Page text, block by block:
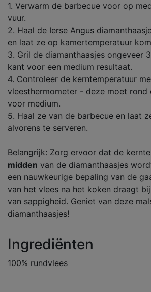
1. Verwarm de barbecue voor op
vuur.
2. Haal de Ierse Angus
en laat ze op kamertemperatuur
3. Gril de diamanthaasjes ongeveer
kant voor een medium resultaat.
4. Controleer de kerntemperatuur
vleesthermometer - deze moet rond
voor medium.
5. Haal ze van de barbecue en laat
alvorens te serveren.
Belangrijk: Zorg ervoor dat de
midden van de diamanthaasjes
een nauwkeurige bepaling van de
van het vlees na het koken draagt
van sappigheid. Geniet van deze
diamanthaasjes!
Ingrediënten
100% rundvlees